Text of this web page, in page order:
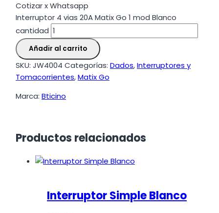
Cotizar x Whatsapp
Interruptor 4 vias 20A Matix Go 1 mod Blanco
cantidad
Añadir al carrito
SKU: JW4004 Categorías: Dados,Interruptores y
Tomacorrientes,Matix Go
Marca: Bticino
Productos relacionados
Interruptor Simple Blanco